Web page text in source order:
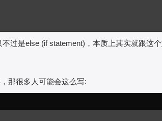
过是else (if statement)，本质上其实就跟这
那很多人可能会这么写: